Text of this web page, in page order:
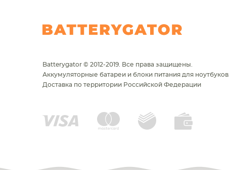
Batterygator © 2012-2019. Все права защищены.
Аккумуляторные батареи и блоки питания для ноутбуков.
Доставка по территории Российской Федерации